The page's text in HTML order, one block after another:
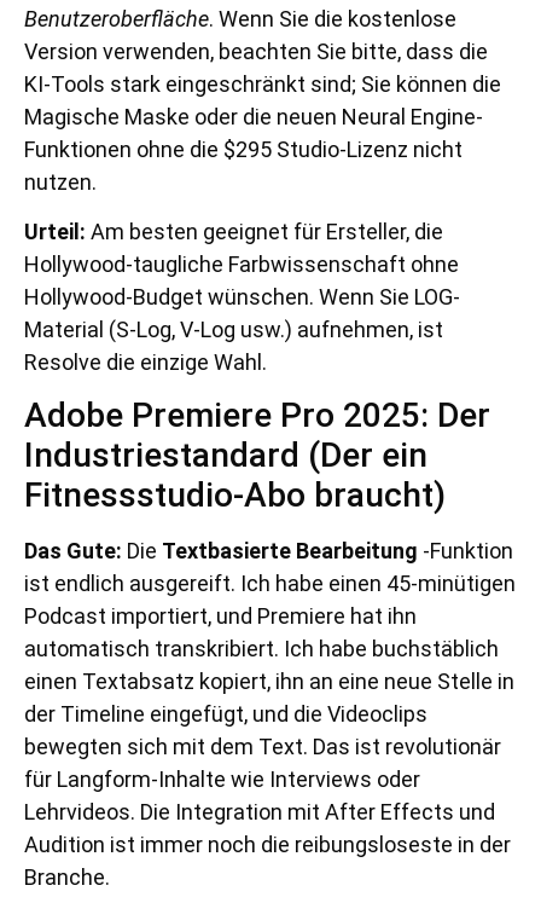
Benutzeroberfläche. Wenn Sie die kostenlose
Version verwenden, beachten Sie bitte, dass die
KI-Tools stark eingeschränkt sind; Sie können die
Magische Maske oder die neuen Neural Engine-
Funktionen ohne die $295 Studio-Lizenz nicht
nutzen.
Urteil: Am besten geeignet für Ersteller, die
Hollywood-taugliche Farbwissenschaft ohne
Hollywood-Budget wünschen. Wenn Sie LOG-
Material (S-Log, V-Log usw.) aufnehmen, ist
Resolve die einzige Wahl.
Adobe Premiere Pro 2025: Der
Industriestandard (Der ein
Fitnessstudio-Abo braucht)
Das Gute: Die Textbasierte Bearbeitung -Funktion
ist endlich ausgereift. Ich habe einen 45-minütigen
Podcast importiert, und Premiere hat ihn
automatisch transkribiert. Ich habe buchstäblich
einen Textabsatz kopiert, ihn an eine neue Stelle in
der Timeline eingefügt, und die Videoclips
bewegten sich mit dem Text. Das ist revolutionär
für Langform-Inhalte wie Interviews oder
Lehrvideos. Die Integration mit After Effects und
Audition ist immer noch die reibungsloseste in der
Branche.